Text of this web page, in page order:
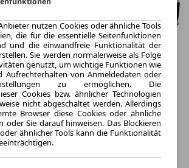
Benzin 530 PS
nutzen Cookies oder ähnliche Tools
die für die essentielle Seitenfunktionen
und die einwandfreie Funktionalität der
Sie werden normalerweise als Folge
genutzt, um wichtige Funktionen wie
Aufrechterhalten von Anmeldedaten oder
zu ermöglichen. Die
Cookies bzw. ähnlicher Technologien
nicht abgeschaltet werden. Allerdings
Browser diese Cookies oder ähnliche
oder Sie darauf hinweisen. Das Blockieren
ähnlicher Tools kann die Funktionalität